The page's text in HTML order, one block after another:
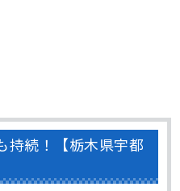
持続！【栃木県宇都